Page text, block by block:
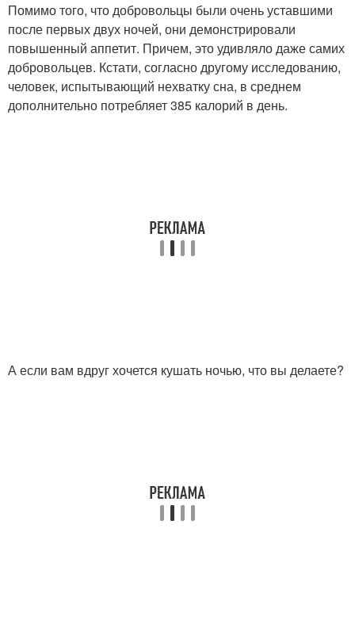
Помимо того, что добровольцы были очень уставшими
после первых двух ночей, они демонстрировали
повышенный аппетит. Причем, это удивляло даже самих
добровольцев. Кстати, согласно другому исследованию,
человек, испытывающий нехватку сна, в среднем
дополнительно потребляет 385 калорий в день.
А если вам вдруг хочется кушать ночью, что вы делаете?